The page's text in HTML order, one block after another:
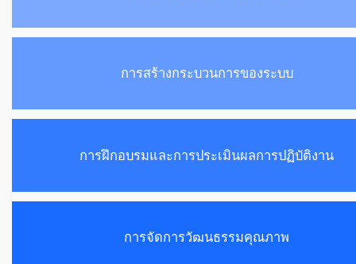
การสร้างกระบวนการของระบบ
การฝึกอบรมและการประเมินผลการปฏิบัติงาน
การจัดการวัฒนธรรมคุณภาพ